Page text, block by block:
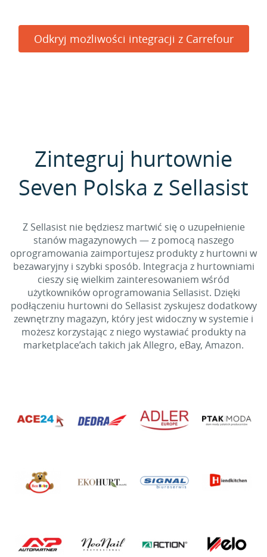
Odkryj możliwości integracji z Carrefour
Zintegruj hurtownie
Seven Polska z Sellasist
Z Sellasist nie będziesz martwić się o uzupełnienie
stanów magazynowych — z pomocą naszego
oprogramowania zaimportujesz produkty z hurtowni w
bezawaryjny i szybki sposób. Integracja z hurtowniami
cieszy się wielkim zainteresowaniem wśród
użytkowników oprogramowania Sellasist. Dzięki
podłączeniu hurtowni do Sellasist zyskujesz dodatkowy
zewnętrzny magazyn, który jest widoczny w systemie i
możesz korzystając z niego wystawiać produkty na
marketplace’ach takich jak Allegro, eBay, Amazon.